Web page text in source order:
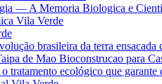
— A Memoria Biologica e
Vila Verde
brasileira da terra
de Mao Bioconstrucao para
tratamento ecológico que